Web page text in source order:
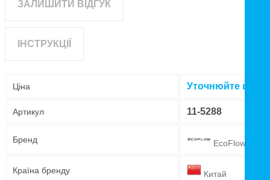
ЗАЛИШИТИ ВІДГУК
ІНСТРУКЦІЇ
Ціна Уточнюйте ціну
Артикул 11-5288
Бренд EcoFlow
Країна бренду Китай